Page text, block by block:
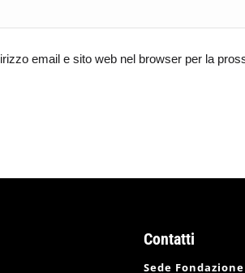
email e sito web nel browser per la
Contatti
Sede Fondazione